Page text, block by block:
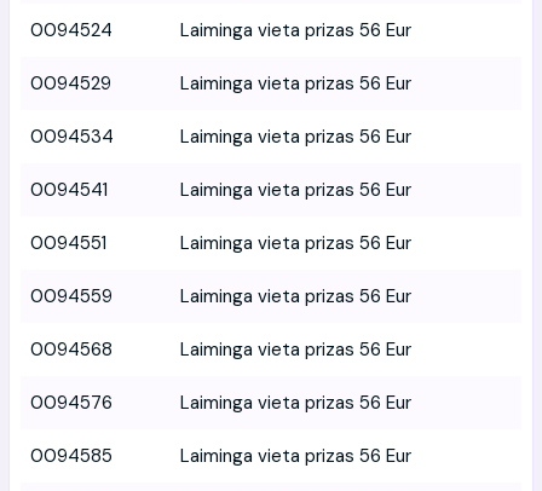
0094524 Laiminga vieta prizas 56 Eur
0094529 Laiminga vieta prizas 56 Eur
0094534 Laiminga vieta prizas 56 Eur
0094541 Laiminga vieta prizas 56 Eur
0094551 Laiminga vieta prizas 56 Eur
0094559 Laiminga vieta prizas 56 Eur
0094568 Laiminga vieta prizas 56 Eur
0094576 Laiminga vieta prizas 56 Eur
0094585 Laiminga vieta prizas 56 Eur